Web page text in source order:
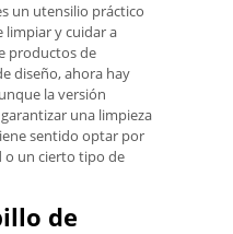
un utensilio práctico
limpiar y cuidar a
productos de
diseño, ahora hay
la versión
una limpieza
sentido optar por
o un cierto tipo de
de